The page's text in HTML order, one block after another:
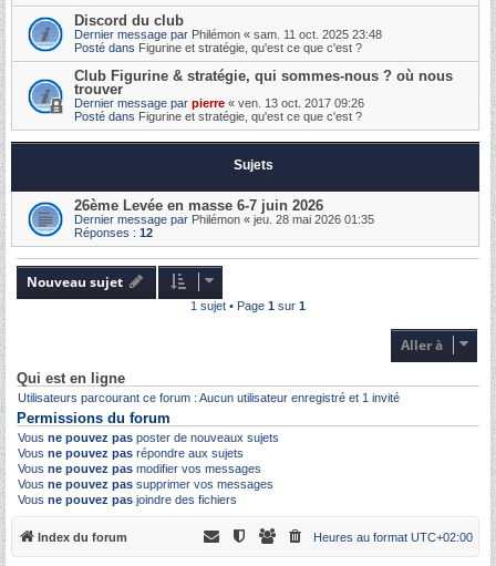
Discord du club
Dernier message par Philémon « sam. 11 oct. 2025 23:48
Posté dans Figurine et stratégie, qu'est ce que c'est ?
Club Figurine & stratégie, qui sommes-nous ? où nous
trouver
Dernier message par pierre « ven. 13 oct. 2017 09:26
Posté dans Figurine et stratégie, qu'est ce que c'est ?
Sujets
26ème Levée en masse 6-7 juin 2026
Dernier message par Philémon « jeu. 28 mai 2026 01:35
Réponses : 12
Nouveau sujet
1 sujet • Page 1 sur 1
Aller à
Qui est en ligne
Utilisateurs parcourant ce forum : Aucun utilisateur enregistré et 1 invité
Permissions du forum
Vous ne pouvez pas poster de nouveaux sujets
Vous ne pouvez pas répondre aux sujets
Vous ne pouvez pas modifier vos messages
Vous ne pouvez pas supprimer vos messages
Vous ne pouvez pas joindre des fichiers
Index du forum Heures au format UTC+02:00